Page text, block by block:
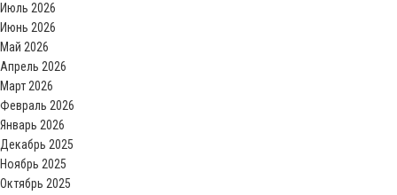
Июль 2026
Июнь 2026
Май 2026
Апрель 2026
Март 2026
Февраль 2026
Январь 2026
Декабрь 2025
Ноябрь 2025
Октябрь 2025